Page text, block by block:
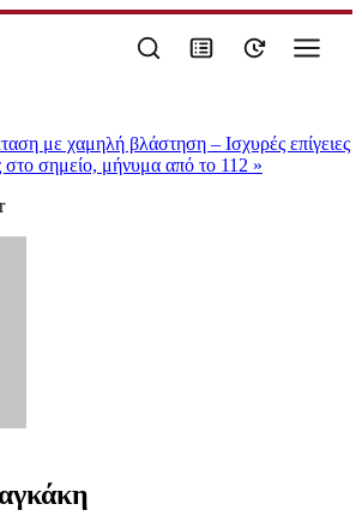
με χαμηλή βλάστηση – Ισχυρές επίγειες
στο σημείο, μήνυμα από το 112 »